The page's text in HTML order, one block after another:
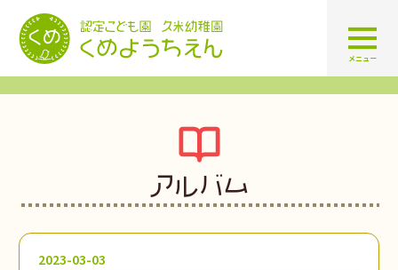
認定こども園 学校法人久米幼
メニュー
アルバム
2023-03-03